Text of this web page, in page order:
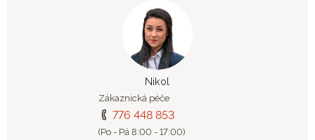
Nikol
Zákaznická péče
776 448 853
(Po - Pá 8:00 - 17:00)